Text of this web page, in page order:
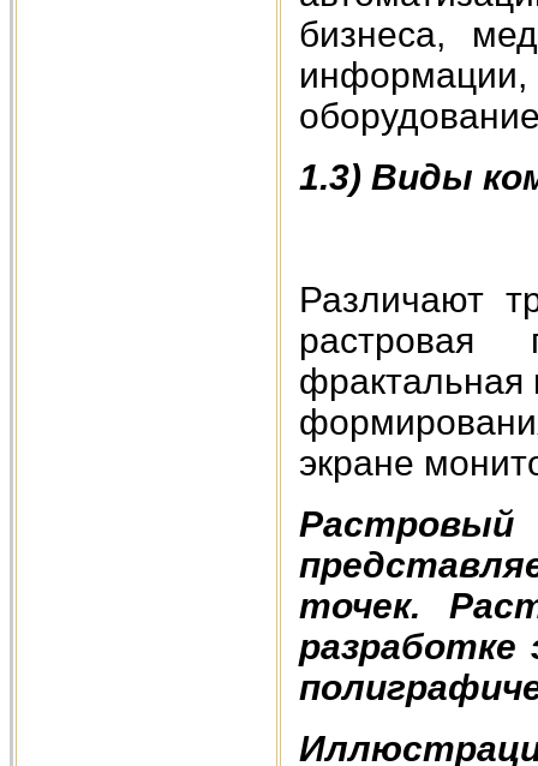
бизнеса,
1.3) Виды
Различают
фрактальная
экране
точек.